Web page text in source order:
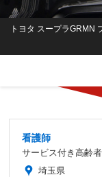
トヨタ スープラGRMN
看護師
サービス付き高齢
埼玉県